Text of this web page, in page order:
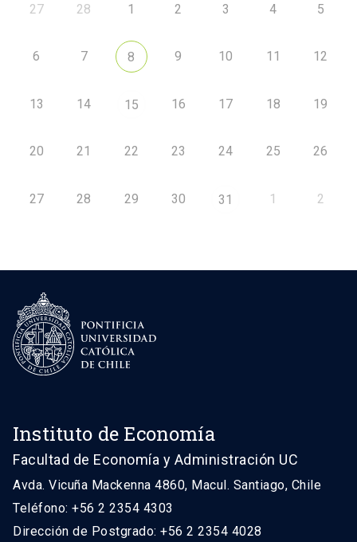
27 28 1 2 3 4 5
6 7 8 9 10 11 12
13 14 15 16 17 18 19
20 21 22 23 24 25 26
27 28 29 30 31 1 2
Instituto de Economía
Facultad de Economía y Administración UC
Avda. Vicuña Mackenna 4860, Macul. Santiago, Chile
Teléfono: +56 2 2354 4303
Dirección de Postgrado: +56 2 2354 4028